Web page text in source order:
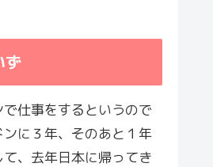
ず
仕事をするというので
に３年、そのあと１年
、去年日本に帰ってき